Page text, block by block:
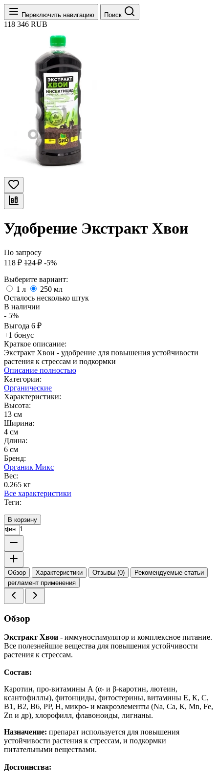
Переключить навигацию Поиск
118 346 RUB
Удобрение Экстракт Хвои
По запросу
118 ₽ 124 ₽ -5%
Выберите вариант:
1 л
250 мл
Осталось несколько штук
В наличии
- 5%
Выгода 6 ₽
+1 бонус
Краткое описание:
Экстракт Хвои - удобрение для повышения устойчивости
растения к стрессам и подкормки
Описание полностью
Категории:
Органические
Характеристики:
Высота:
13 см
Ширина:
4 см
Длина:
6 см
Бренд:
Органик Микс
Вес:
0.265 кг
Все характеристики
Теги:
В корзину
мин. 1
Обзор Характеристики Отзывы (0)
Рекомендуемые статьи
регламент применения
Обзор
Экстракт Хвои - иммуностимулятор и комплексное питание.
Все полезнейшие вещества для повышения устойчивости
растения к стрессам.
Состав:
Каротин, про-витамины А (α- и β-каротин, лютеин,
ксантофиллы), фитонциды, фитостерины, витамины Е, К, С,
B1, B2, B6, РР, Н, микро- и макроэлементы (Na, Са, К, Мn, Fe,
Zn и др), хлорофилл, флавоноиды, лигнаны.
Назначение: препарат используется для повышения
устойчивости растения к стрессам, и подкормки
питательными веществами.
Достоинства: